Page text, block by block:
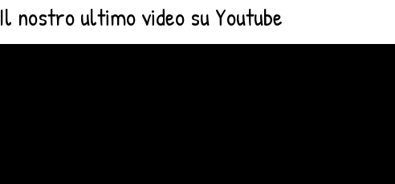
Il nostro ultimo video su Youtube